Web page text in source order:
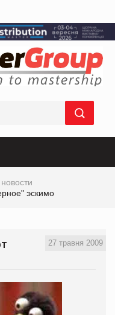
эскимо
27 травня 2009